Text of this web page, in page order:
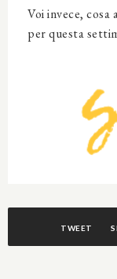
Voi invece,
per questa
TWEET